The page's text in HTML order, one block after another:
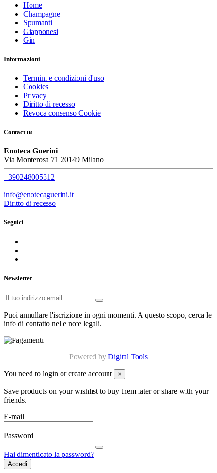
Home
Champagne
Spumanti
Giapponesi
Gin
Informazioni
Termini e condizioni d'uso
Cookies
Privacy
Diritto di recesso
Revoca consenso Cookie
Contact us
Enoteca Guerini
Via Monterosa 71 20149 Milano
+390248005312
info@enotecaguerini.it
Diritto di recesso
Seguici
Newsletter
Puoi annullare l'iscrizione in ogni momenti. A questo scopo, cerca le
info di contatto nelle note legali.
Powered by Digital Tools
You need to login or create account ×
Save products on your wishlist to buy them later or share with your
friends.
E-mail
Password
Hai dimenticato la password?
Accedi